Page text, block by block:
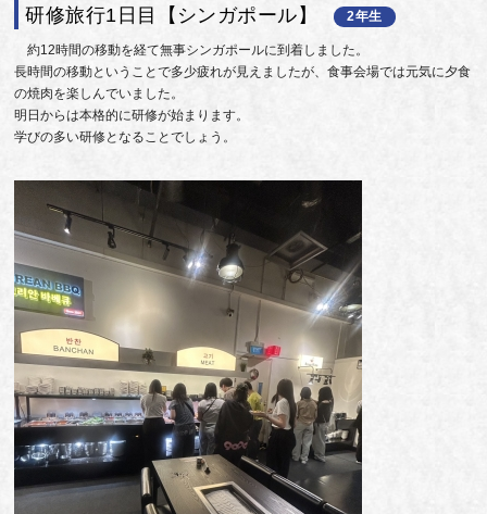
研修旅行1日目【シンガポール】 2年生
約12時間の移動を経て無事シンガポールに到着しました。
長時間の移動ということで多少疲れが見えましたが、食事会場では元気に夕食
の焼肉を楽しんでいました。
明日からは本格的に研修が始まります。
学びの多い研修となることでしょう。